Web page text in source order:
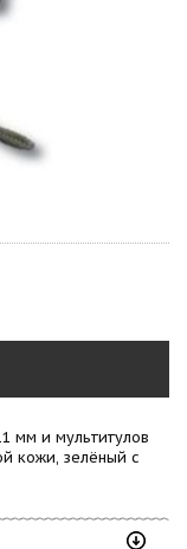
мм и мультитулов
кожи, зелёный с